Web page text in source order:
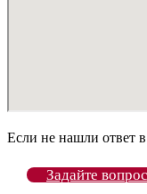
Если не нашли ответ
Задайте